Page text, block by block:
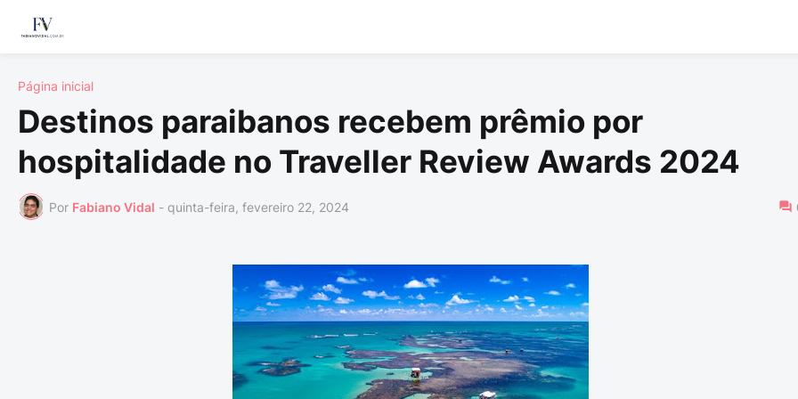
Página inicial
Destinos paraibanos recebem prêmio por
hospitalidade no Traveller Review Awards 2024
Por Fabiano Vidal - quinta-feira, fevereiro 22, 2024